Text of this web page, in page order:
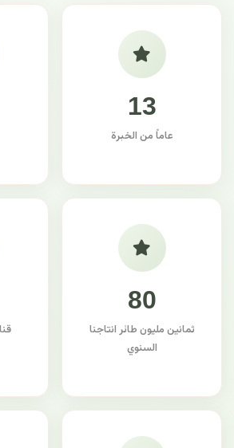
13
عاماً من الخبرة
80
ثمانين مليون طائر انتاجنا
السنوي